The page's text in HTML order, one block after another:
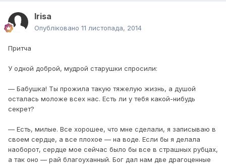
Irisa
Опубліковано 11 листопада, 2014
Притча
У одной доброй, мудрой старушки спросили:
— Бабушка! Ты прожила такую тяжелую жизнь, а душой
осталась моложе всех нас. Есть ли у тебя какой-нибудь
секрет?
— Есть, милые. Все хорошее, что мне сделали, я записываю в
своем сердце, а все плохое — на воде. Если бы я делала
наоборот, сердце мое сейчас было бы все в страшных рубцах,
а так оно — рай благоуханный. Бог дал нам две драгоценные